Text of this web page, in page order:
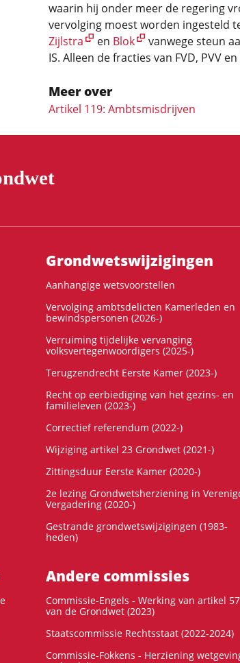
waarin hij onder meer de regering
vervolging moest worden ingesteld
Zijlstra
en Blok
vanwege steun
IS. Alleen de fracties van FVD, PVV
Meer over
Artikel 119: Ambtsmisdrijven
Grondwets­wijzigingen
Aanhangige wetsvoorstellen
Vervolging ambtsdelicten Kamerleden en
bewindspersonen (2026-)
Verruiming tijdelijke vervanging
volksvertegenwoordigers (2025-)
Terugzendrecht Eerste Kamer (2023-)
Recht op eerbiediging van het gezins- en
familieleven (2023-)
Correctief referendum (2022-)
Wijziging artikel 23 Grondwet (2021-)
Zittingsduur Eerste Kamer (2020-)
2e lezing Grondwetsherziening in
Vergadering (2020-)
Gestrande grondwetswijzigingen (1983-
heden)
Andere commissies
Commissie-Engels - Werking van artikel 57
van de Grondwet (2023)
Staatscommissie Rechtsstaat (2022-2024)
Commissie-Fokkens - Herziening